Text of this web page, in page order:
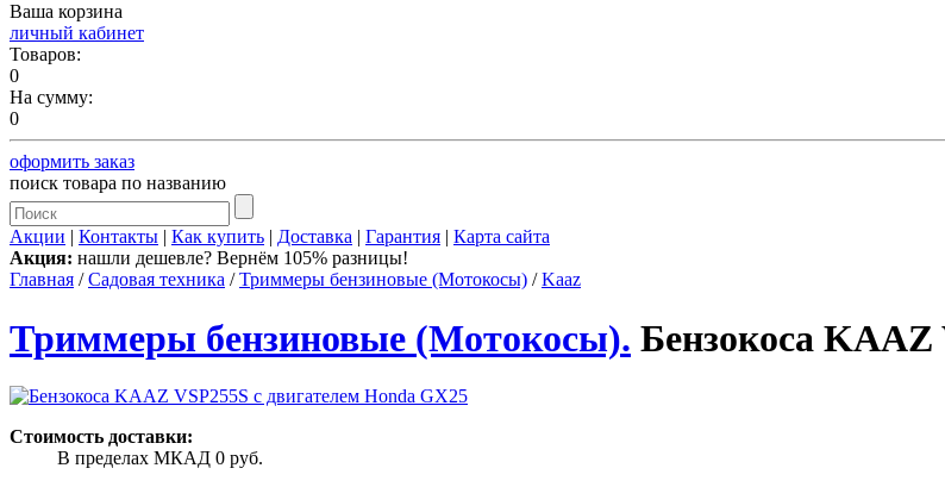
Ваша корзина
личный кабинет
Товаров:
0
На сумму:
0
оформить заказ
поиск товара по названию
Акции | Контакты | Как купить | Доставка | Гарантия | Карта сайта
Акция: нашли дешевле? Вернём 105% разницы!
Главная /Садовая техника /Триммеры бензиновые (Мотокосы) /Kaaz
Триммеры бензиновые (Мотокосы). Бензокоса KAAZ
Стоимость доставки:
В пределах МКАД 0 руб.